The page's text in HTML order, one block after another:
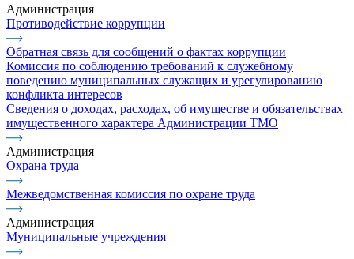
Администрация
Противодействие коррупции
Обратная связь для сообщений о фактах коррупции
Комиссия по соблюдению требований к служебному
поведению муниципальных служащих и урегулированию
конфликта интересов
Сведения о доходах, расходах, об имуществе и обязательствах
имущественного характера Администрации ТМО
Администрация
Охрана труда
Межведомственная комиссия по охране труда
Администрация
Муниципальные учреждения